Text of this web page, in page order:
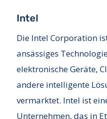
Intel
Die Intel Corporation
ansässiges
elektronische Geräte,
andere intelligente
vermarktet. Intel ist
Unternehmen, das in